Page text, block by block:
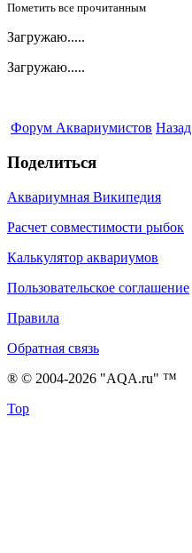
Пометить все прочитанным
Загружаю.....
Загружаю.....
Форум Аквариумистов Назад
Поделиться
Аквариумная Википедия
Расчет совместимости рыбок
Калькулятор аквариумов
Пользовательское соглашение
Правила
Обратная связь
® © 2004-2026 "AQA.ru" ™
Top